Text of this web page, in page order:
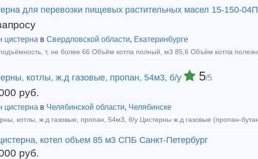
для перевозки пищевых растительных масел 15-150-04П
цистерна в Свердловской области, Екатеринбурге
котлы, ж.д газовые, пропан, 54м3, б/у 5/5
руб.
цистерна в Челябинской области, Челябинске
котел объем 85 м3 СПБ Санкт-Петербург
руб.